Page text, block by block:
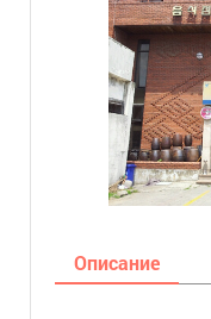
Описание